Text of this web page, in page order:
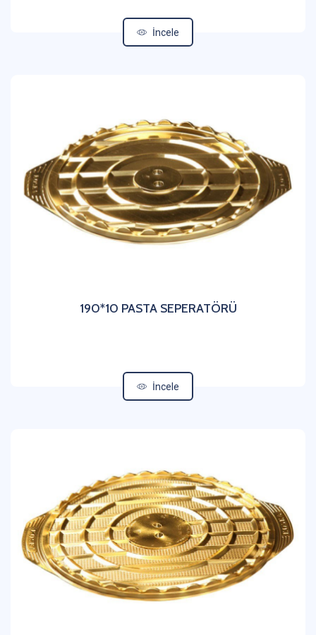
İncele
190*10 PASTA SEPERATÖRÜ
İncele